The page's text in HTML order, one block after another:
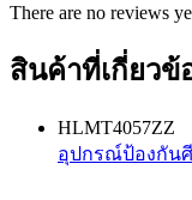
There are no reviews
สินค้าที่เกี่ยวข้
HLMT4057ZZ
อุปกรณ์ป้องกัน